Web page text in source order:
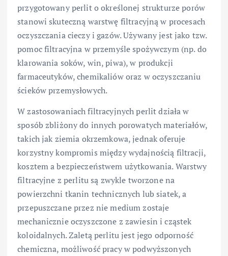
przygotowany perlit o określonej strukturze porów
stanowi skuteczną warstwę filtracyjną w procesach
oczyszczania cieczy i gazów. Używany jest jako tzw.
pomoc filtracyjna w przemyśle spożywczym (np. do
klarowania soków, win, piwa), w produkcji
farmaceutyków, chemikaliów oraz w oczyszczaniu
ścieków przemysłowych.
W zastosowaniach filtracyjnych perlit działa w
sposób zbliżony do innych porowatych materiałów,
takich jak ziemia okrzemkowa, jednak oferuje
korzystny kompromis między wydajnością filtracji,
kosztem a bezpieczeństwem użytkowania. Warstwy
filtracyjne z perlitu są zwykle tworzone na
powierzchni tkanin technicznych lub siatek, a
przepuszczane przez nie medium zostaje
mechanicznie oczyszczone z zawiesin i cząstek
koloidalnych. Zaletą perlitu jest jego odporność
chemiczna, możliwość pracy w podwyższonych